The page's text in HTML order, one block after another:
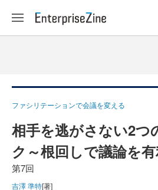
ファシリテーションで会議を変える
相手を逃がさない2つ
ク～根回しで議論を
第7回
吉澤 準特[著]